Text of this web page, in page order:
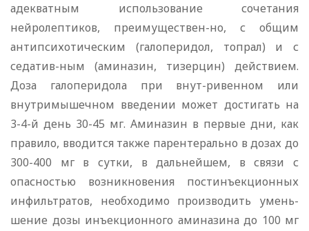
адекватным использование сочетания
нейролептиков, преимуществен-но, с общим
антипсихотическим (галоперидол, топрал) и с
седатив-ным (аминазин, тизерцин) действием.
Доза галоперидола при внут-ривенном или
внутримышечном введении может достигать на
3-4-й день 30-45 мг. Аминазин в первые дни, как
правило, вводится также парентерально в дозах до
300-400 мг в сутки, в дальнейшем, в связи с
опасностью возникновения постинъекционных
инфильтратов, необходимо производить умень-
шение дозы инъекционного аминазина до 100 мг